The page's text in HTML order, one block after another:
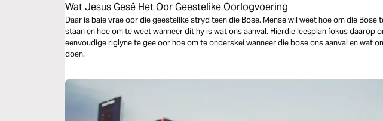
Wat Jesus Gesê Het Oor Geestelike Oorlogvoering
Daar is baie vrae oor die geestelike stryd teen die Bose. Mense wil weet hoe om die Bose
staan en hoe om te weet wanneer dit hy is wat ons aanval. Hierdie leesplan fokus daarop
eenvoudige riglyne te gee oor hoe om te onderskei wanneer die bose ons aanval en wat
doen.